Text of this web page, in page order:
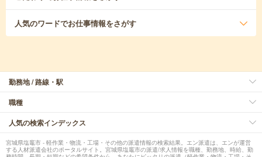
人気のワードでお仕事情報をさがす
勤務地 / 路線・駅
職種
人気の検索インデックス
宮城県塩竈市 - 軽作業・物流・工場・その他の派遣情報の検索結果。エン派遣は、エンが運営
する人材派遣会社のポータルサイト。宮城県塩竈市の派遣/求人情報を職種、勤務地、時給、勤